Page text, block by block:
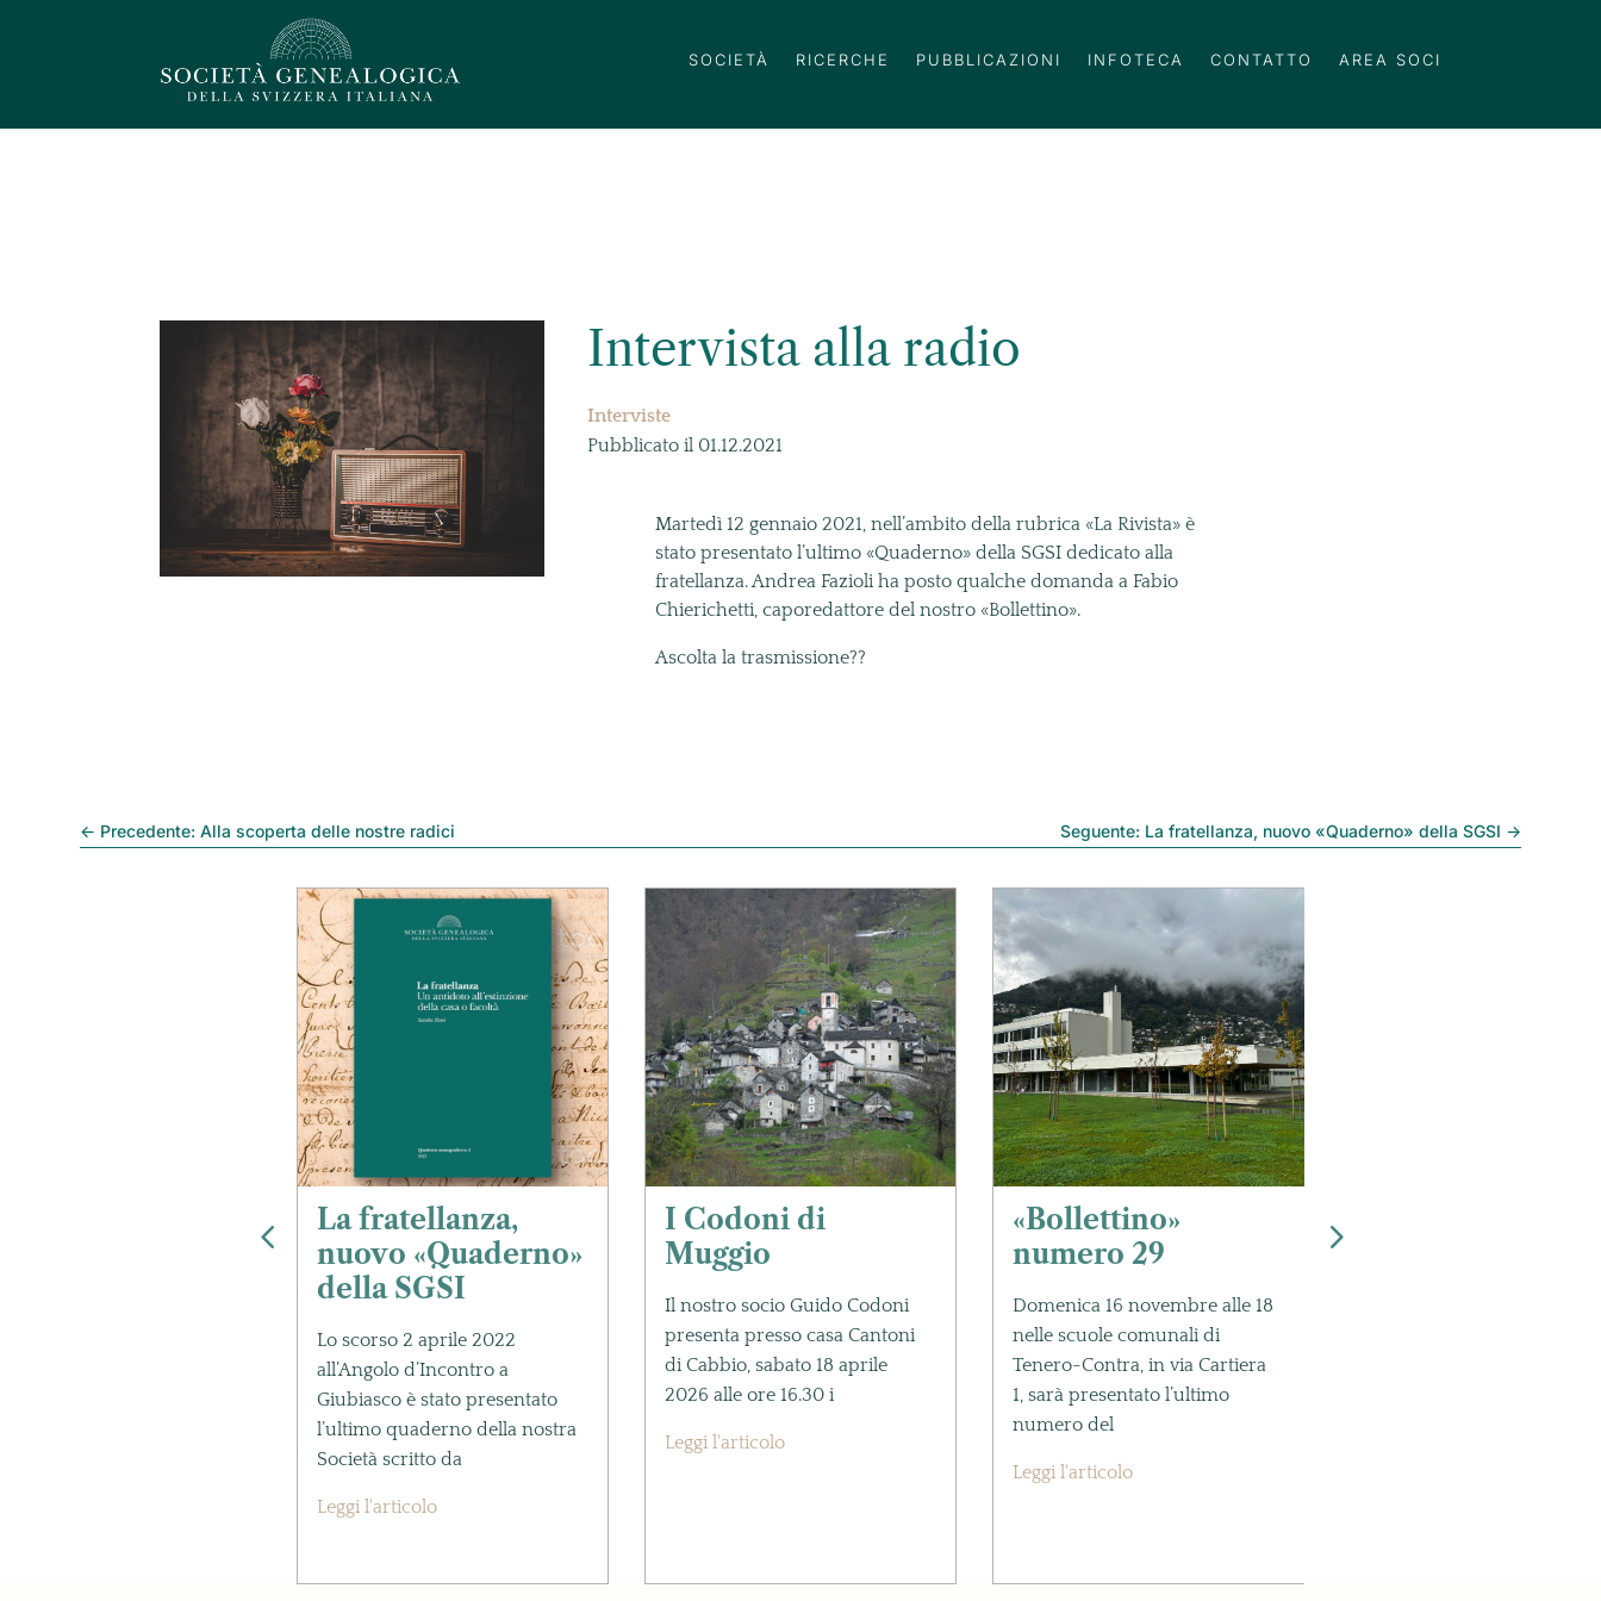
SOCIETÀ RICERCHE PUBBLICAZIONI INFOTECA CONTATTO AREA SOCI
Intervista alla radio
Interviste
Pubblicato il 01.12.2021
Martedì 12 gennaio 2021, nell’ambito della rubrica «La Rivista» è
stato presentato l’ultimo «Quaderno» della SGSI dedicato alla
fratellanza. Andrea Fazioli ha posto qualche domanda a Fabio
Chierichetti, caporedattore del nostro «Bollettino».
Ascolta la trasmissione??
← Precedente: Alla scoperta delle nostre radici Seguente: La fratellanza, nuovo «Quaderno» della SGSI →
La fratellanza,
nuovo «Quaderno»
della SGSI
Lo scorso 2 aprile 2022
all’Angolo d’Incontro a
Giubiasco è stato presentato
l’ultimo quaderno della nostra
Società scritto da
Leggi l'articolo
I Codoni di
Muggio
Il nostro socio Guido Codoni
presenta presso casa Cantoni
di Cabbio, sabato 18 aprile
2026 alle ore 16.30 i
Leggi l'articolo
«Bollettino»
numero 29
Domenica 16 novembre alle 18
nelle scuole comunali di
Tenero-Contra, in via Cartiera
1, sarà presentato l’ultimo
numero del
Leggi l'articolo